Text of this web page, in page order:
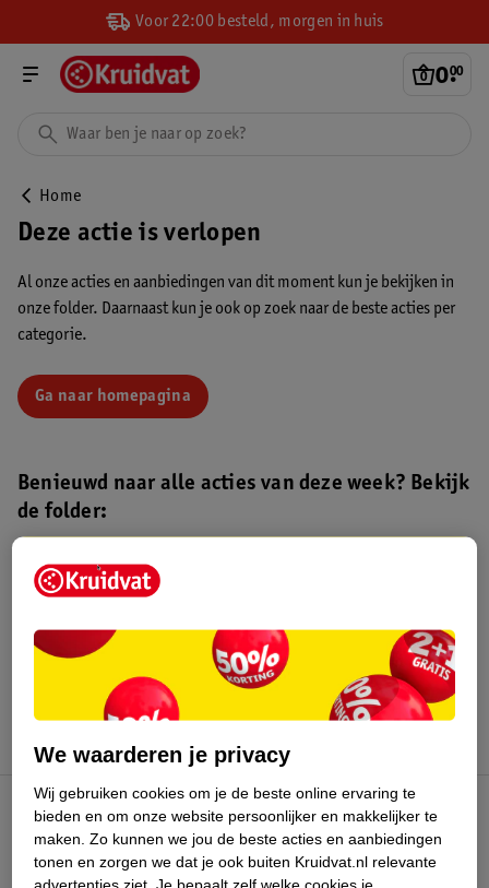
Voor 22:00 besteld, morgen in huis
0.
00
Home
Deze actie is verlopen
Al onze acties en aanbiedingen van dit moment kun je bekijken in
onze folder. Daarnaast kun je ook op zoek naar de beste acties per
categorie.
Ga naar homepagina
Benieuwd naar alle acties van deze week? Bekijk
de folder:
Kruidvat folder
augustus 2026.
Kruidvat Club
We waarderen je privacy
Wij gebruiken cookies om je de beste online ervaring te
bieden en om onze website persoonlijker en makkelijker te
maken. Zo kunnen we jou de beste acties en aanbiedingen
tonen en zorgen we dat je ook buiten Kruidvat.nl relevante